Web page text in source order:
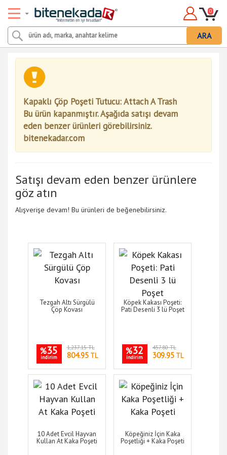
ARA
0
Kapaklı Çöp Poşeti Tutucu: Attach A Trash
Bu ürün kapanmıştır. Aşağıda satışı devam
eden benzer ürünleri görebilirsiniz.
bitenekadar.com
Satışı devam eden benzer ürünlere
göz atın
Alışverişe devam! Bu ürünleri de beğenebilirsiniz.
Tezgah Altı Sürgülü
Çöp Kovası
%35
indirim
1,237.15 TL
804.95TL
Köpek Kakası Poşeti:
Pati Desenli 3 lü Poşet
%32
indirim
457.80 TL
309.95TL
10 Adet Evcil Hayvan
Kullan At Kaka Poşeti
Köpeğiniz İçin Kaka
Poşetliği + Kaka Poşeti